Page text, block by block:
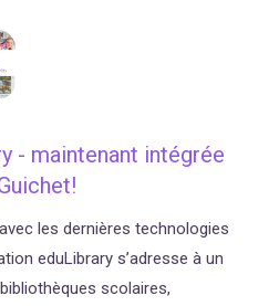
- maintenant intégrée
les dernières technologies
eduLibrary s’adresse à un
scolaires,